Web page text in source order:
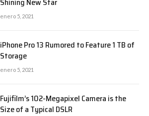
enero 5, 2021
iPhone Pro 13 Rumored to Feature 1 TB of
Storage
enero 5, 2021
Fujifilm’s 102-Megapixel Camera is the
Size of a Typical DSLR